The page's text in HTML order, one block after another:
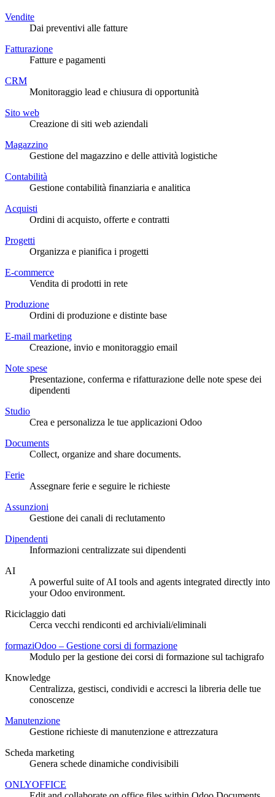
Vendite
Dai preventivi alle fatture
Fatturazione
Fatture e pagamenti
CRM
Monitoraggio lead e chiusura di opportunità
Sito web
Creazione di siti web aziendali
Magazzino
Gestione del magazzino e delle attività logistiche
Contabilità
Gestione contabilità finanziaria e analitica
Acquisti
Ordini di acquisto, offerte e contratti
Progetti
Organizza e pianifica i progetti
E-commerce
Vendita di prodotti in rete
Produzione
Ordini di produzione e distinte base
E-mail marketing
Creazione, invio e monitoraggio email
Note spese
Presentazione, conferma e rifatturazione delle note spese dei
dipendenti
Studio
Crea e personalizza le tue applicazioni Odoo
Documents
Collect, organize and share documents.
Ferie
Assegnare ferie e seguire le richieste
Assunzioni
Gestione dei canali di reclutamento
Dipendenti
Informazioni centralizzate sui dipendenti
AI
A powerful suite of AI tools and agents integrated directly into
your Odoo environment.
Riciclaggio dati
Cerca vecchi rendiconti ed archiviali/eliminali
formaziOdoo – Gestione corsi di formazione
Modulo per la gestione dei corsi di formazione sul tachigrafo
Knowledge
Centralizza, gestisci, condividi e accresci la libreria delle tue
conoscenze
Manutenzione
Gestione richieste di manutenzione e attrezzatura
Scheda marketing
Genera schede dinamiche condivisibili
ONLYOFFICE